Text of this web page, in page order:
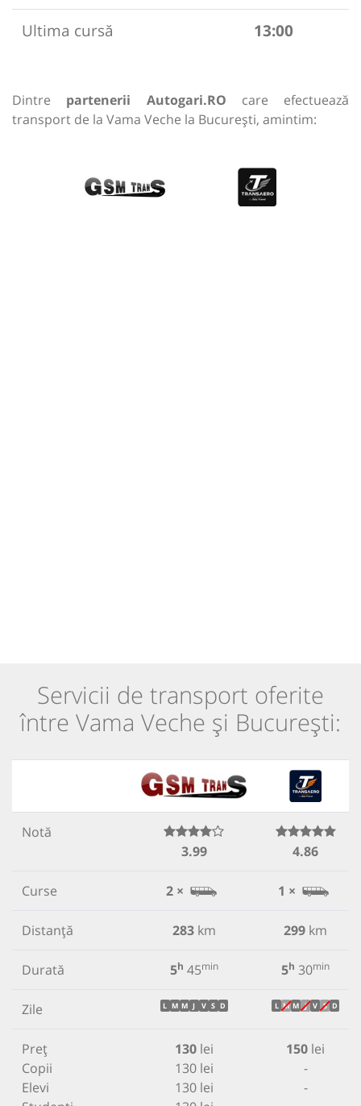
Ultima cursă
13:00
Dintre partenerii Autogari.RO care efectuează
transport de la Vama Veche la București, amintim:
Servicii de transport oferite
între Vama Veche și București:
Notă
3.99
4.86
Curse 2 × 1 ×
Distanță 283km 299 km
Durată 5h 45min 5h 30min
Zile L M M J V S D L M M J V S D
Preț
Copii
Elevi
130lei
130 lei
130 lei
150 lei
-
-